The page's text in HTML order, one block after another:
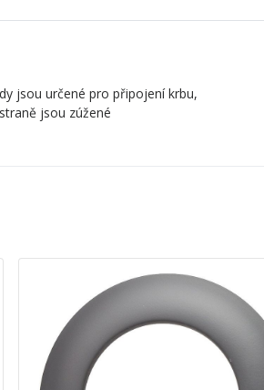
jsou určené pro připojení krbu,
jsou zúžené